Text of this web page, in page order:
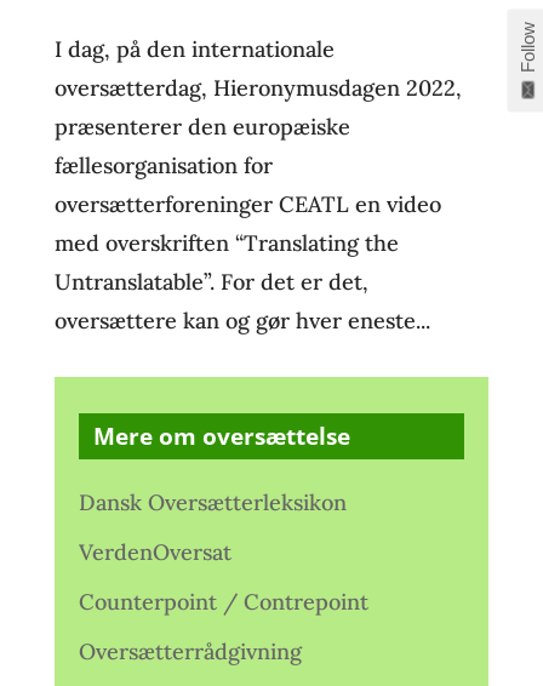
I dag, på den internationale
oversætterdag, Hieronymusdagen 2022,
præsenterer den europæiske
fællesorganisation for
oversætterforeninger CEATL en video
med overskriften “Translating the
Untranslatable”. For det er det,
oversættere kan og gør hver eneste...
Mere om oversættelse
Dansk Oversætterleksikon
VerdenOversat
Counterpoint / Contrepoint
Oversætterrådgivning
Follow